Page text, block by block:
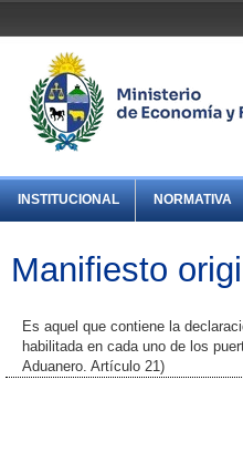
INSTITUCIONAL NORMATIVA
Manifiesto
Es aquel que contiene la
habilitada en cada uno de los
Aduanero. Artículo 21)